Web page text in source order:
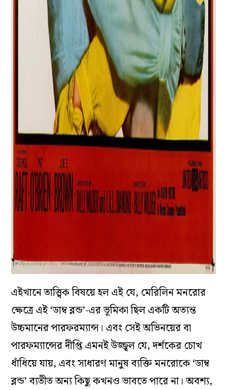
এইখানে তাত্ত্বিক বিষয়ে হল এই যে, মেরিলিন মনরোর
ক্ষেত্রে এই ‘ডাম্ব ব্লন্ড’-এর ভূমিকা ছিল একটি অত্যন্ত
উচ্চমানের পারফরম্যান্স। এবং সেই অভিনয়ের বা
পারফম্যান্সের দীপ্তি এমনই উজ্জ্বল যে, দর্শকের চোখ
ধাঁধিয়ে যায়, এবং সাধারণ মানুষ ব্যক্তি মনরোকে ‘ডাম্ব
ব্লন্ড’ ব্যতীত অন্য কিছু কখনও ভাবতে পারে না। অবশ্য,